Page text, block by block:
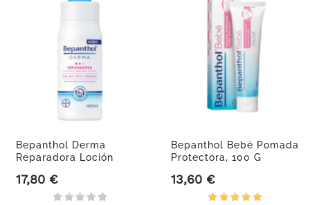
Bepanthol Derma
Reparadora Loción
Precio
17,80 €
Bepanthol Bebé Pomada
Protectora, 100 G
Precio
13,60 €